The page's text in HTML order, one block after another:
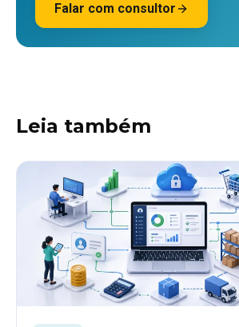
Falar com consultor
Leia também